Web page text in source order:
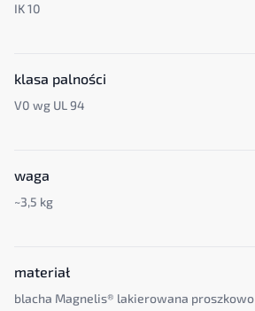
IK 10
klasa palności
V0 wg UL 94
waga
~3,5 kg
materiał
blacha Magnelis® lakierowana proszkowo